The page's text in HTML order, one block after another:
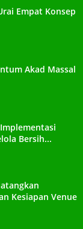
Empat Konsep
Akad Massal
Bersih...
Kesiapan Venue